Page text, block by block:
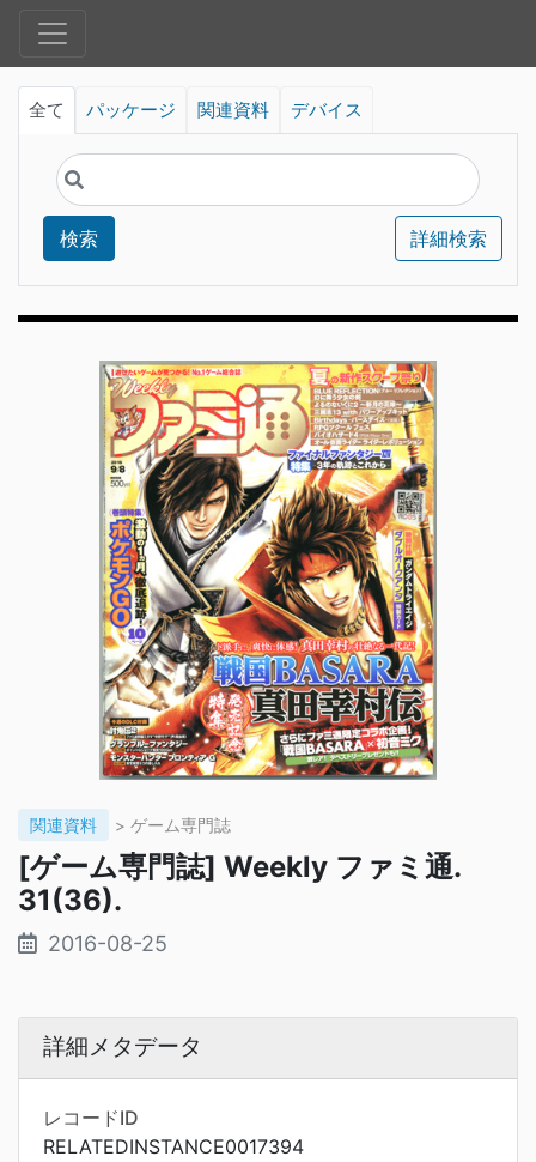
全て パッケージ 関連資料 デバイス
検索 詳細検索
関連資料 > ゲーム専門誌
[ゲーム専門誌] Weekly ファミ通.
31(36).
2016-08-25
詳細メタデータ
レコードID
RELATEDINSTANCE0017394